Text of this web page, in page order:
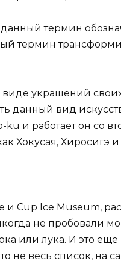
термин
термин
украшений
данный вид
и работает он со
Хокусая, Хиросигэ
и Cup Ice Museum,
не пробовали
или лука. И это
не весь список, на